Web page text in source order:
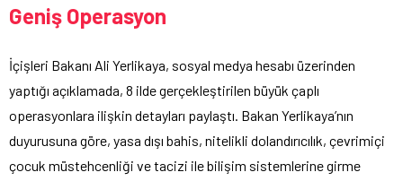
Geniş Operasyon
İçişleri Bakanı Ali Yerlikaya, sosyal medya hesabı üzerinden
yaptığı açıklamada, 8 ilde gerçekleştirilen büyük çaplı
operasyonlara ilişkin detayları paylaştı. Bakan Yerlikaya’nın
duyurusuna göre, yasa dışı bahis, nitelikli dolandırıcılık, çevrimiçi
çocuk müstehcenliği ve tacizi ile bilişim sistemlerine girme